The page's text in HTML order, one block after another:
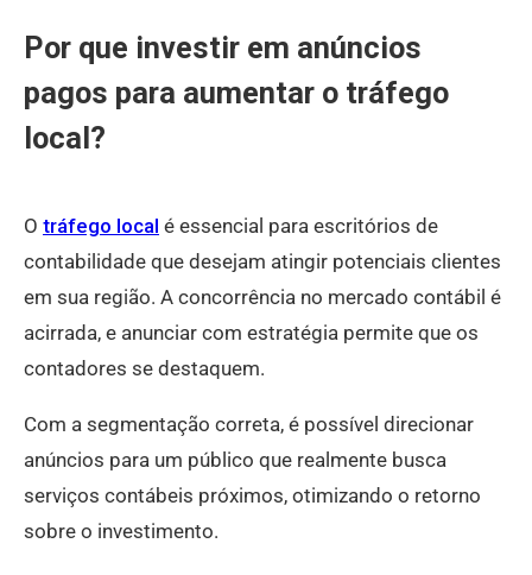
Por que investir em anúncios
pagos para aumentar o tráfego
local?
O tráfego local é essencial para escritórios de
contabilidade que desejam atingir potenciais clientes
em sua região. A concorrência no mercado contábil é
acirrada, e anunciar com estratégia permite que os
contadores se destaquem.
Com a segmentação correta, é possível direcionar
anúncios para um público que realmente busca
serviços contábeis próximos, otimizando o retorno
sobre o investimento.